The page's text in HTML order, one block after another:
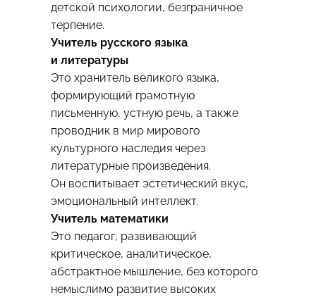
детской психологии, безграничное
терпение.
Учитель русского языка
и литературы
Это хранитель великого языка,
формирующий грамотную
письменную, устную речь, а также
проводник в мир мирового
культурного наследия через
литературные произведения.
Он воспитывает эстетический вкус,
эмоциональный интеллект.
Учитель математики
Это педагог, развивающий
критическое, аналитическое,
абстрактное мышление, без которого
немыслимо развитие высоких